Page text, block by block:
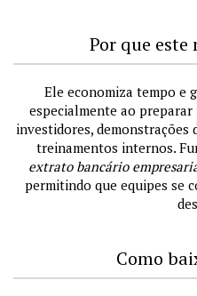
Por que
Ele economiza tempo e
especialmente ao
investidores, demonstrações
treinamentos internos.
extrato bancário
permitindo que equipes se
Como